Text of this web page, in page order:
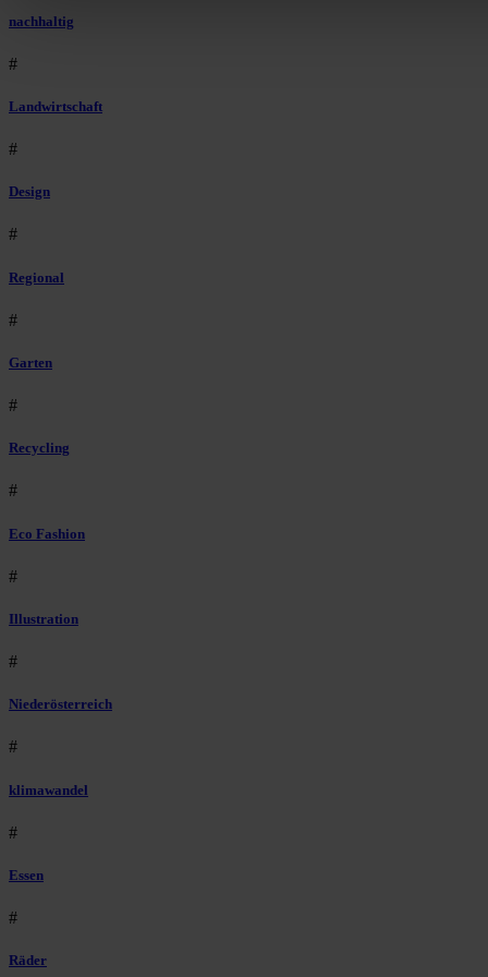
nachhaltig
#
Landwirtschaft
#
Design
#
Regional
#
Garten
#
Recycling
#
Eco Fashion
#
Illustration
#
Niederösterreich
#
klimawandel
#
Essen
#
Räder